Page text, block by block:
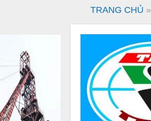
TRANG CHỦ »